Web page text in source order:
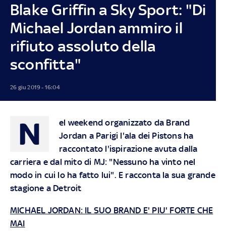
Blake Griffin a Sky Sport: "Di
Michael Jordan ammiro il
rifiuto assoluto della
sconfitta"
26 giu 2019 - 16:04
N
el weekend organizzato da Brand
Jordan a Parigi l'ala dei Pistons ha
raccontato l'ispirazione avuta dalla
carriera e dal mito di MJ: "Nessuno ha vinto nel
modo in cui lo ha fatto lui". E racconta la sua grande
stagione a Detroit
MICHAEL JORDAN: IL SUO BRAND E' PIU' FORTE CHE
MAI